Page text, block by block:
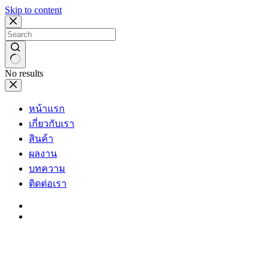
Skip to content
No results
หน้าแรก
เกี่ยวกับเรา
สินค้า
ผลงาน
บทความ
ติดต่อเรา